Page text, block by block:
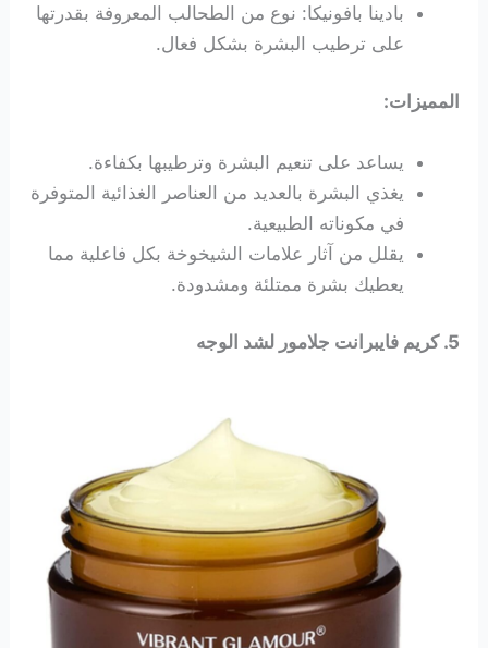
بادينا بافونيكا: نوع من الطحالب المعروفة بقدرتها
على ترطيب البشرة بشكل فعال.
المميزات:
يساعد على تنعيم البشرة وترطيبها بكفاءة.
يغذي البشرة بالعديد من العناصر الغذائية المتوفرة
في مكوناته الطبيعية.
يقلل من آثار علامات الشيخوخة بكل فاعلية مما
يعطيك بشرة ممتلئة ومشدودة.
5. كريم فايبرانت جلامورلشد الوجه